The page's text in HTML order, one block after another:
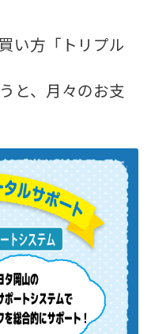
い方「トリプル
と、月々のお支